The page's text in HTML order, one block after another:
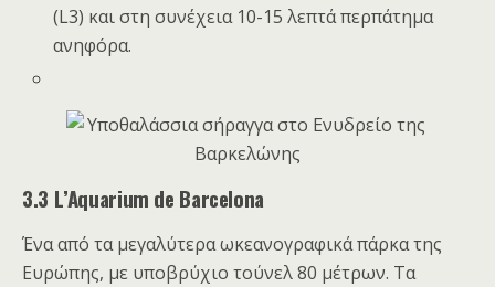
(L3) και στη συνέχεια 10-15 λεπτά περπάτημα
ανηφόρα.
3.3 L’Aquarium de Barcelona
Ένα από τα μεγαλύτερα ωκεανογραφικά πάρκα της
Ευρώπης, με υποβρύχιο τούνελ 80 μέτρων. Τα